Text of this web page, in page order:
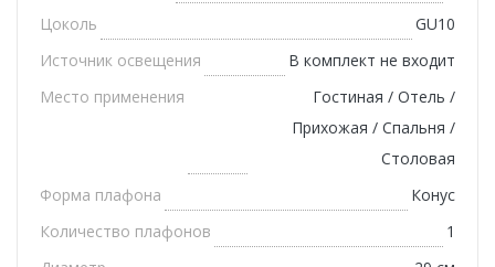
Цоколь
GU10
Источник освещения
В комплект не входит
Место применения
Гостиная / Отель /
Прихожая / Спальня /
Столовая
Форма плафона
Конус
Количество плафонов
1